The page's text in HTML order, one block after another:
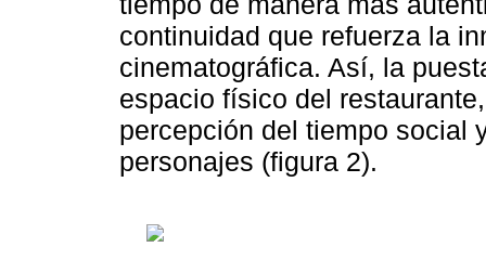
continuidad que refuerza la
cinematográfica. Así, la
espacio físico del
percepción del tiempo social
personajes (figura 2).